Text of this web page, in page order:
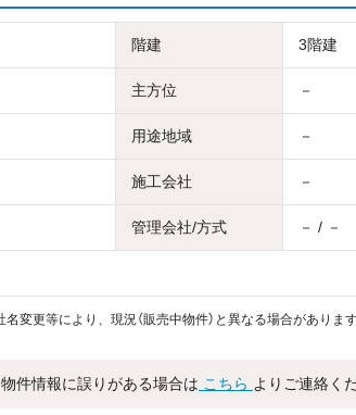
階建 3階建
主方位 －
用途地域 －
施工会社 －
管理会社/方式 － / －
変更等により、現況（販売中物件）と異なる場合があります
件情報に誤りがある場合は こちら よりご連絡く